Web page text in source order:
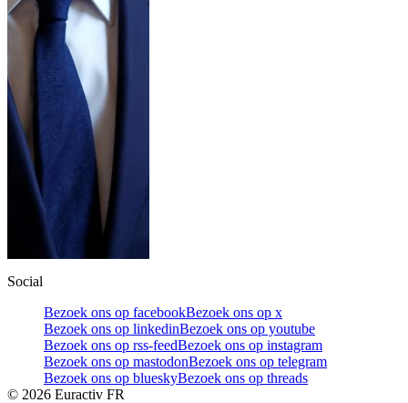
Social
Bezoek ons op facebookBezoek ons op x
Bezoek ons op linkedinBezoek ons op youtube
Bezoek ons op rss-feedBezoek ons op instagram
Bezoek ons op mastodonBezoek ons op telegram
Bezoek ons op blueskyBezoek ons op threads
© 2026 Euractiv FR